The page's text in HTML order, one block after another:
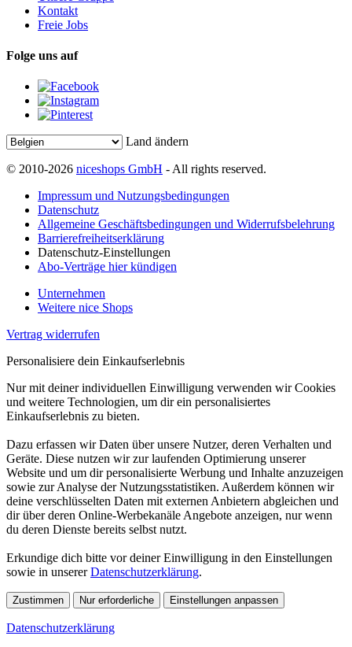
Kontakt
Freie Jobs
Folge uns auf
Land ändern
© 2010-2026 niceshops GmbH - All rights reserved.
Impressum und Nutzungsbedingungen
Datenschutz
Allgemeine Geschäftsbedingungen und Widerrufsbelehrung
Barrierefreiheitserklärung
Datenschutz-Einstellungen
Abo-Verträge hier kündigen
Unternehmen
Weitere nice Shops
Vertrag widerrufen
Personalisiere dein Einkaufserlebnis
Nur mit deiner individuellen Einwilligung verwenden wir Cookies
und weitere Technologien, um dir ein personalisiertes
Einkaufserlebnis zu bieten.
Dazu erfassen wir Daten über unsere Nutzer, deren Verhalten und
Geräte. Diese nutzen wir zur laufenden Optimierung unserer
Website und um dir personalisierte Werbung und Inhalte anzuzeigen
sowie zur Analyse der Nutzungsstatistiken. Außerdem können wir
deine verschlüsselten Daten mit externen Anbietern abgleichen und
dir über deren Online-Werbekanäle Angebote anzeigen, nur wenn
du deren Dienste bereits selbst nutzt.
Erkundige dich bitte vor deiner Einwilligung in den Einstellungen
sowie in unsererDatenschutzerklärung.
Zustimmen Nur erforderliche Einstellungen anpassen
Datenschutzerklärung